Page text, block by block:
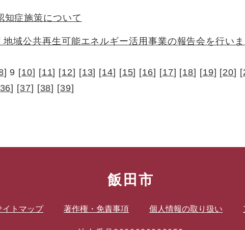
知症施策について
地域公共再生可能エネルギー活用事業の報告会を行い
] 9 [10] [11] [12] [13] [14] [15] [16] [17] [18] [19] [20] [
36] [37] [38] [39]
飯田市
イトマップ 著作権・免責事項 個人情報の取り扱い